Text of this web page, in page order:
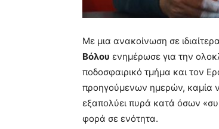
Με μια ανακοίνωση σε
Βόλου ενημέρωσε για την
ποδοσφαιρικό τμήμα και τον
προηγούμενων ημερών, καμία
εξαπολύει πυρά κατά όσων
φορά σε ενότητα.